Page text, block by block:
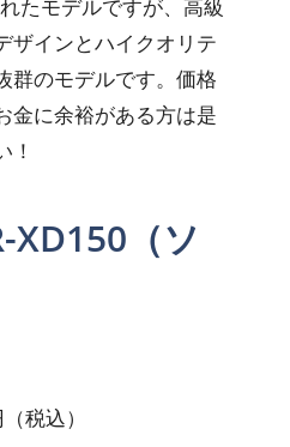
たモデルですが、高級
ザインとハイクオリテ
群のモデルです。価格
金に余裕がある方は是
！
XD150（ソ
税込）